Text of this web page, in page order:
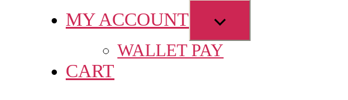
MY ACCOUNT
Show
sub
menu
WALLET PAY
CART